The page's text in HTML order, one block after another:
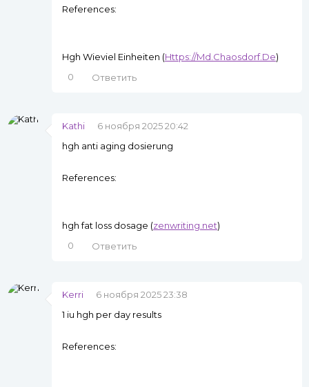
References:
Hgh Wieviel Einheiten (Https://Md.Chaosdorf.De)
0
Ответить
Kathi
6 ноября 2025 20:42
hgh anti aging dosierung
References:
hgh fat loss dosage (zenwriting.net)
0
Ответить
Kerri
6 ноября 2025 23:38
1 iu hgh per day results
References: